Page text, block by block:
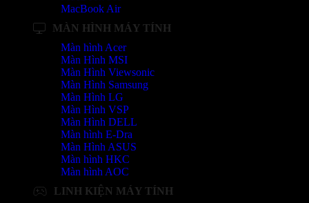
MacBook Air
MÀN HÌNH MÁY TÍNH
Màn hình Acer
Màn Hình MSI
Màn Hình Viewsonic
Màn Hình Samsung
Màn Hình LG
Màn Hình VSP
Màn Hình DELL
Màn hình E-Dra
Màn Hình ASUS
Màn hình HKC
Màn hình AOC
LINH KIỆN MÁY TÍNH